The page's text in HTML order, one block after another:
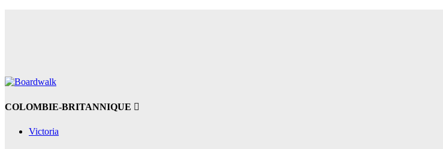
COLOMBIE-BRITANNIQUE
Victoria